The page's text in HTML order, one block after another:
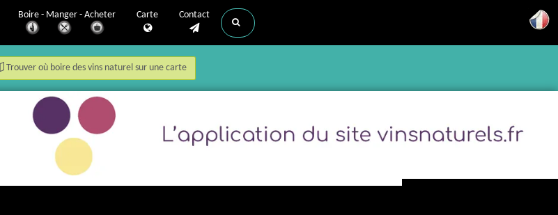
Boire - Manger - Acheter Carte Contact
Trouver où boire des vins naturel sur une carte